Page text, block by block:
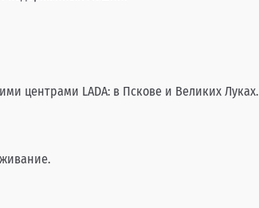
центрами LADA: в Пскове и Великих Луках.